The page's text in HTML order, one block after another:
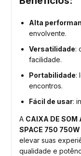
Alta
envolvente.
Versatilidade:
facilidade.
Portabilidade:
encontros.
Fácil de usar:
A CAIXA DE SOM
SPACE 750
elevar suas
qualidade e